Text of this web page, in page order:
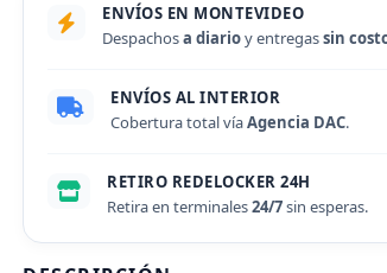
ENVÍOS EN MONTEVIDEO
Despachosa diarioy entregassin
ENVÍOS AL INTERIOR
Cobertura total víaAgencia DAC.
RETIRO REDELOCKER 24H
Retira en terminales24/7sin esperas.